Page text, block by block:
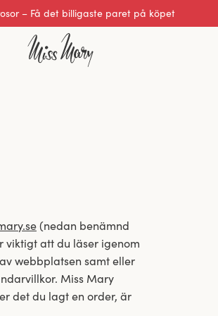
Utmärkt 0 av 5
(nedan benämnd
viktigt att du läser igenom
webbplatsen samt eller
Miss Mary
det du lagt en order, är